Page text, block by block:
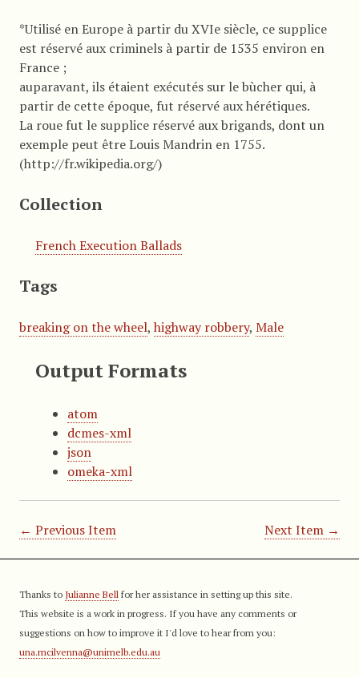
*Utilisé en Europe à partir du XVIe siècle, ce supplice
est réservé aux criminels à partir de 1535 environ en
France ;
auparavant, ils étaient exécutés sur le bùcher qui, à
partir de cette époque, fut réservé aux hérétiques.
La roue fut le supplice réservé aux brigands, dont un
exemple peut être Louis Mandrin en 1755.
(http://fr.wikipedia.org/)
Collection
French Execution Ballads
Tags
breaking on the wheel, highway robbery, Male
Output Formats
atom
dcmes-xml
json
omeka-xml
← Previous Item Next Item →
Thanks to Julianne Bell for her assistance in setting up this site.
This website is a work in progress. If you have any comments or
suggestions on how to improve it I'd love to hear from you:
una.mcilvenna@unimelb.edu.au